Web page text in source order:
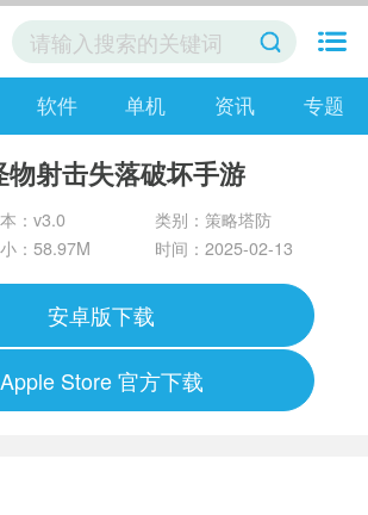
软件 单机 资讯 专题
物射击失落破坏手游
：v3.0
类别：策略塔防
：58.97M
时间：2025-02-13
安卓版下载
Apple Store 官方下载